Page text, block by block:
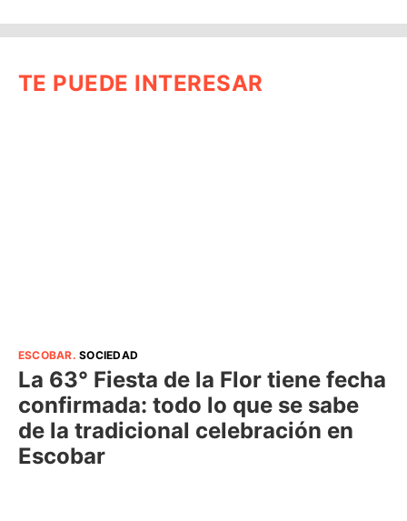
TE PUEDE INTERESAR
ESCOBAR.SOCIEDAD
La 63° Fiesta de la Flor tiene fecha
confirmada: todo lo que se sabe
de la tradicional celebración en
Escobar